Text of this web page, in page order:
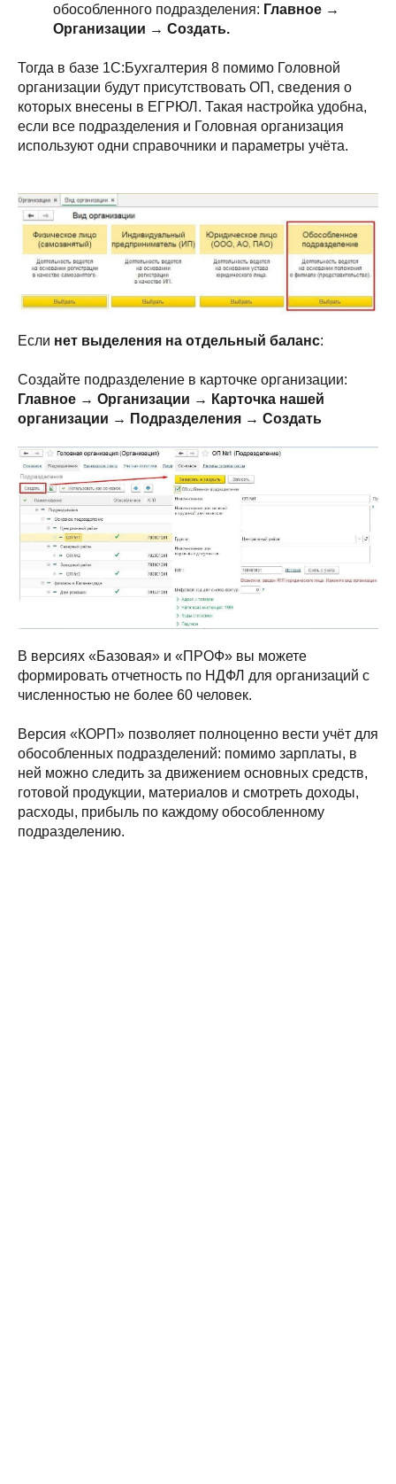
обособленного подразделения: Главное →
Организации → Создать.
Тогда в базе 1С:Бухгалтерия 8 помимо Головной
организации будут присутствовать ОП, сведения о
которых внесены в ЕГРЮЛ. Такая настройка удобна,
если все подразделения и Головная организация
используют одни справочники и параметры учёта.
Если нет выделения на отдельный баланс:
Создайте подразделение в карточке организации:
Главное → Организации → Карточка нашей
организации → Подразделения → Создать
В версиях «Базовая» и «ПРОФ» вы можете
формировать отчетность по НДФЛ для организаций с
численностью не более 60 человек.
Версия «КОРП» позволяет полноценно вести учёт для
обособленных подразделений: помимо зарплаты, в
ней можно следить за движением основных средств,
готовой продукции, материалов и смотреть доходы,
расходы, прибыль по каждому обособленному
подразделению.